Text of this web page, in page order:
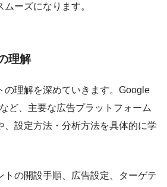
ーズになります。
理解
の理解を深めていきます。Google
ど、主要な広告プラットフォーム
、設定方法・分析方法を具体的に学
トの開設手順、広告設定、ターゲテ